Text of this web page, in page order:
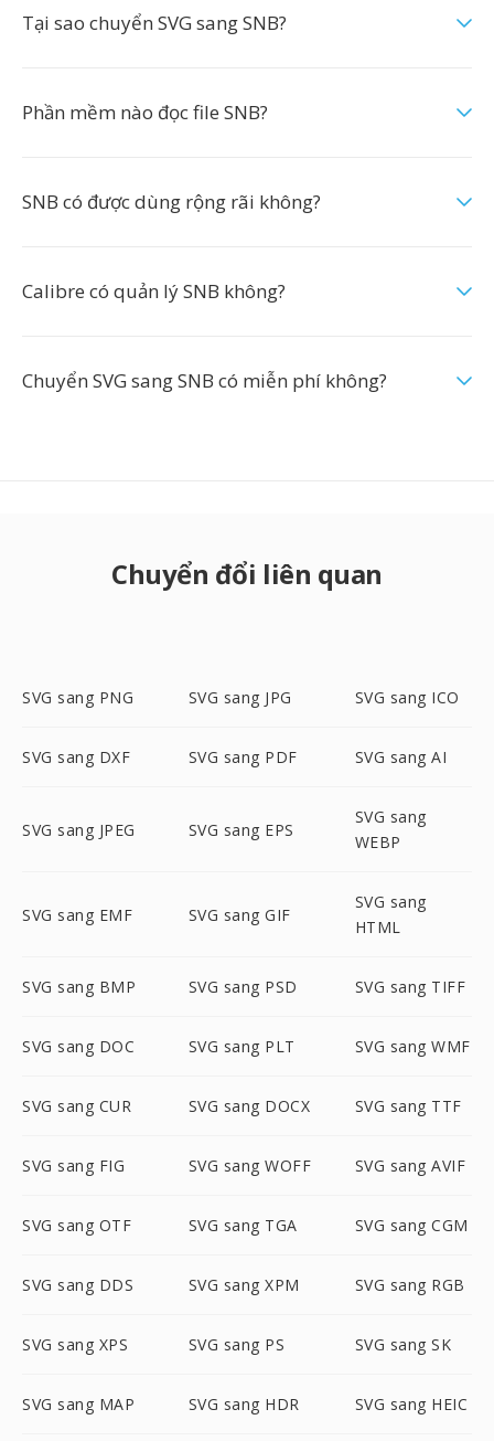
Tại sao chuyển SVG sang SNB?
Phần mềm nào đọc file SNB?
SNB có được dùng rộng rãi không?
Calibre có quản lý SNB không?
Chuyển SVG sang SNB có miễn phí không?
Chuyển đổi liên quan
SVG sang PNG SVG sang JPG SVG sang ICO
SVG sang DXF SVG sang PDF SVG sang AI
SVG sang JPEG SVG sang EPS
SVG sang
WEBP
SVG sang EMF SVG sang GIF
SVG sang
HTML
SVG sang BMP SVG sang PSD SVG sang TIFF
SVG sang DOC SVG sang PLT SVG sang WMF
SVG sang CUR SVG sang DOCX SVG sang TTF
SVG sang FIG SVG sang WOFF SVG sang AVIF
SVG sang OTF SVG sang TGA SVG sang CGM
SVG sang DDS SVG sang XPM SVG sang RGB
SVG sang XPS SVG sang PS SVG sang SK
SVG sang MAP SVG sang HDR SVG sang HEIC